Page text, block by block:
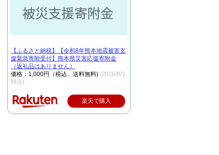
【ふるさと納税】【令和8年熊本地震被害支
援緊急寄附受付】熊本県災害応援寄附金
（返礼品はありません）
価格：1,000円（税込、送料無料) (2026/8/3
時点)
楽天で購入